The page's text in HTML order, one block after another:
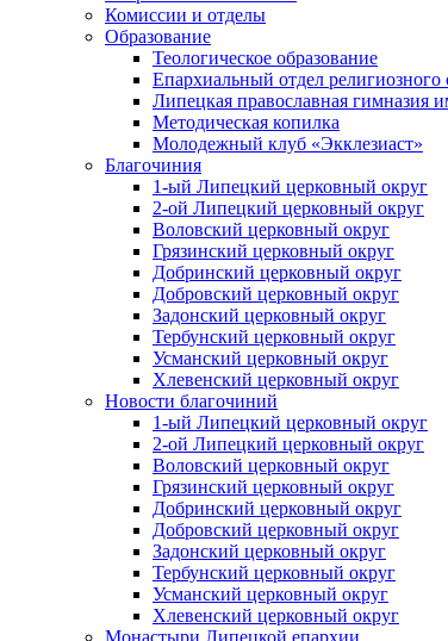
Комиссии и отделы
Образование
Теологическое образование
Епархиальный отдел религиозного
Липецкая православная гимназия
Методическая копилка
Молодежный клуб «Экклезиаст»
Благочиния
1-ый Липецкий церковный округ
2-ой Липецкий церковный округ
Воловский церковный округ
Грязинский церковный округ
Добринский церковный округ
Добровский церковный округ
Задонский церковный округ
Тербунский церковный округ
Усманский церковный округ
Хлевенский церковный округ
Новости благочиний
1-ый Липецкий церковный округ
2-ой Липецкий церковный округ
Воловский церковный округ
Грязинский церковный округ
Добринский церковный округ
Добровский церковный округ
Задонский церковный округ
Тербунский церковный округ
Усманский церковный округ
Хлевенский церковный округ
Монастыри Липецкой епархии